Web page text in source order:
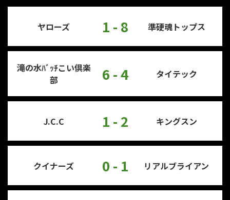
ヤローズ 1 - 8 準硬魂トップス
滝の水ﾊﾞｯﾁこい倶楽
部
6 - 4 タイテック
J.C.C 1 - 2 キングスン
クイナーズ 0 - 1 リアルブライアン